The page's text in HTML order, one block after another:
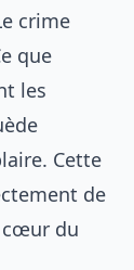
crime
que
les
Cette
de
cœur du